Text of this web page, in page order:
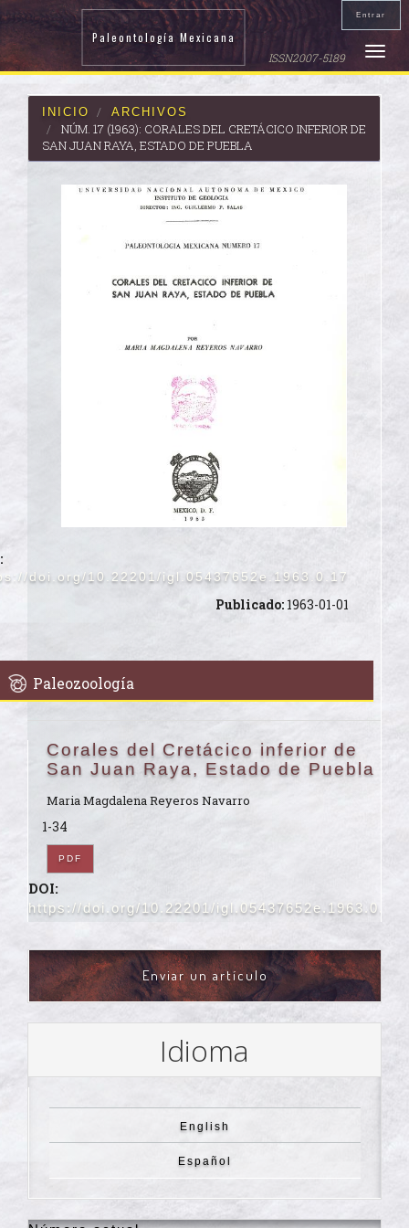
Navegación
principal
Contenido
principal
lateral
Entrar
Toggle
Paleontología Mexicana
ISSN2007-5189
INICIO ARCHIVOS
NÚM. 17 (1963): CORALES DEL CRETÁCICO INFERIOR DE
SAN JUAN RAYA, ESTADO DE PUEBLA
doi.org/10.22201/igl.05437652e.1963.0.17
Publicado: 1963-01-01
Paleozoología
Corales del Cretácico inferior de
San Juan Raya, Estado de Puebla
Maria Magdalena Reyeros Navarro
1-34
PDF
DOI:
https://doi.org/10.22201/
ENVIAR
UN
ARTÍCULO
Enviar un artículo
Idioma
English
Español